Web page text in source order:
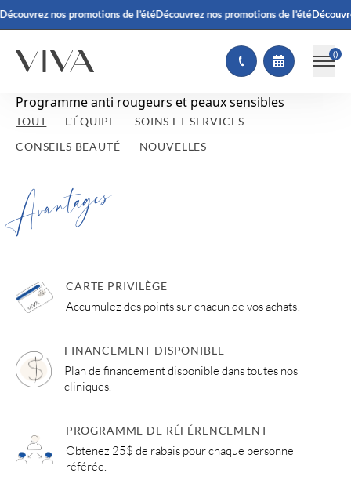
nos promotions de l’étéDécouvrez nos promotions de l’étéDécouvrez
()
Programme anti rougeurs et peaux sensibles
TOUT L'ÉQUIPE
SOINS ET SERVICES
CONSEILS BEAUTÉ
NOUVELLES
CARTE PRIVILÈGE
Accumulez des points sur chacun de vos achats!
FINANCEMENT DISPONIBLE
Plan de financement disponible dans toutes nos
cliniques.
PROGRAMME DE RÉFÉRENCEMENT
Obtenez 25$ de rabais pour chaque personne
référée.